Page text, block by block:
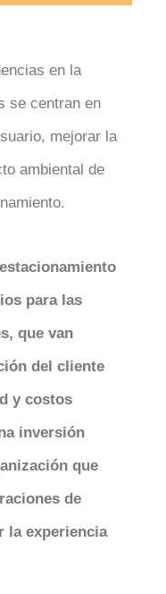
en la
se centran en
mejorar la
ambiental de
para las
que van
del cliente
y costos
inversión
que
de
la experiencia